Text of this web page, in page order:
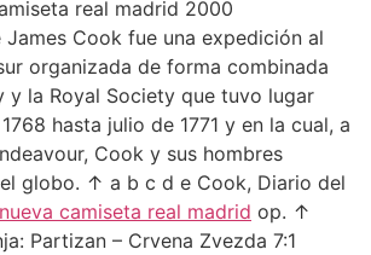
James Cook fue una expedición al
organizada de forma combinada
y la Royal Society que tuvo lugar
hasta julio de 1771 y en la cual, a
Cook y sus hombres
globo. ↑ a b c d e Cook, Diario del
nueva camiseta real madrid op. ↑
Partizan – Crvena Zvezda 7:1